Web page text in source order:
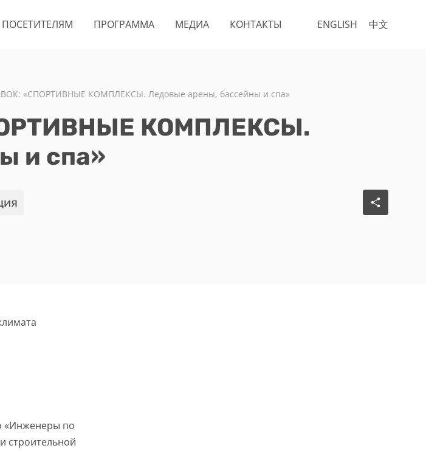
ENGLISH 中文
ПОСЕТИТЕЛЯМ ПРОГРАММА МЕДИА КОНТАКТЫ
«СПОРТИВНЫЕ КОМПЛЕКСЫ. Ледовые арены, бассейны и спа»
КОМПЛЕКСЫ.
и спа»
«Инженеры по
строительной